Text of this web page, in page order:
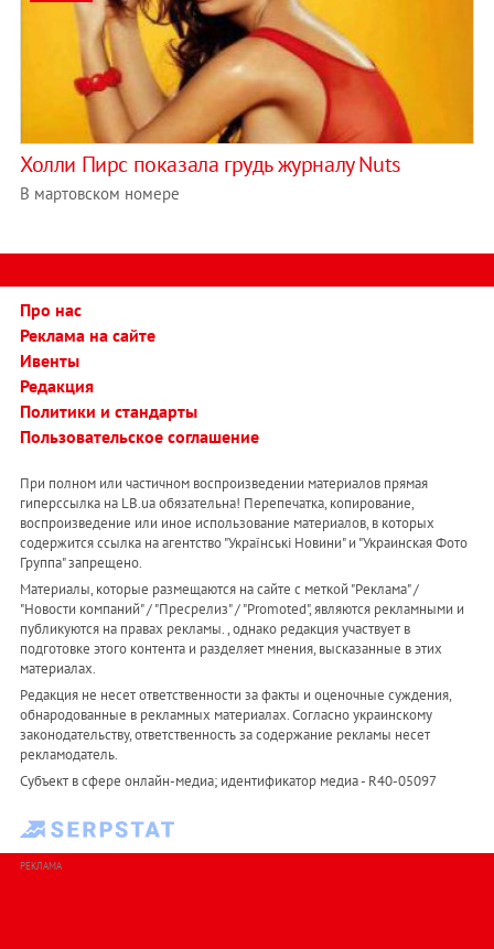
Холли Пирс показала грудь журналу Nuts
В мартовском номере
Про нас
Реклама на сайте
Ивенты
Редакция
Политики и стандарты
Пользовательское соглашение
При полном или частичном воспроизведении материалов прямая
гиперссылка на LB.ua обязательна! Перепечатка, копирование,
воспроизведение или иное использование материалов, в которых
содержится ссылка на агентство "Українськi Новини" и "Украинская Фото
Группа" запрещено.
Материалы, которые размещаются на сайте с меткой "Реклама" /
"Новости компаний" / "Пресрелиз" / "Promoted", являются рекламными и
публикуются на правах рекламы. , однако редакция участвует в
подготовке этого контента и разделяет мнения, высказанные в этих
материалах.
Редакция не несет ответственности за факты и оценочные суждения,
обнародованные в рекламных материалах. Согласно украинскому
законодательству, ответственность за содержание рекламы несет
рекламодатель.
Субъект в сфере онлайн-медиа; идентификатор медиа - R40-05097
РЕКЛАМА